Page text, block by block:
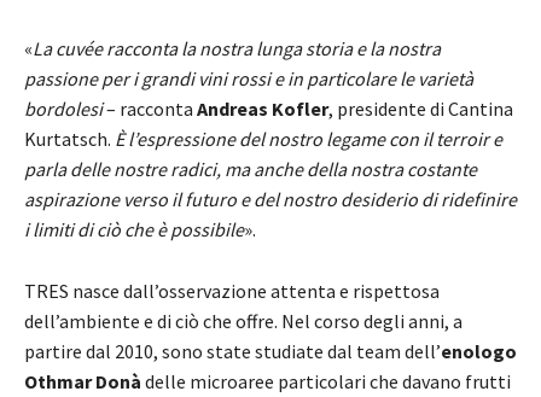
«La cuvée racconta la nostra lunga storia e la nostra
passione per i grandi vini rossi e in particolare le varietà
bordolesi– racconta Andreas Kofler, presidente di Cantina
Kurtatsch. È l’espressione del nostro legame con il terroir e
parla delle nostre radici, ma anche della nostra costante
aspirazione verso il futuro e del nostro desiderio di ridefinire
i limiti di ciò che è possibile».
TRES nasce dall’osservazione attenta e rispettosa
dell’ambiente e di ciò che offre. Nel corso degli anni, a
partire dal 2010, sono state studiate dal team dell’enologo
Othmar Donà delle microaree particolari che davano frutti